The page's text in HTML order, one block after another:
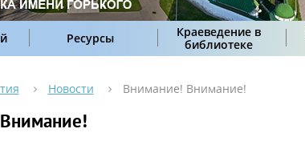
Ресурсы
Краеведение в
библиотеке
Новости Внимание! Внимание!